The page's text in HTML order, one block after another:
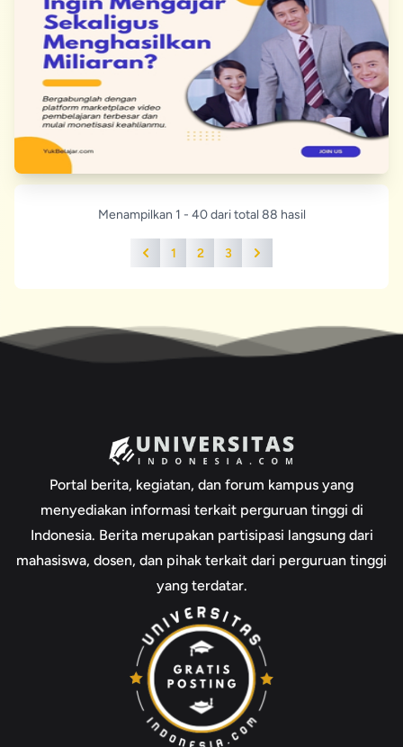
Menampilkan 1 - 40 dari total 88 hasil
Previous
1 2 3 Next
Portal berita, kegiatan, dan forum kampus yang
menyediakan informasi terkait perguruan tinggi di
Indonesia. Berita merupakan partisipasi langsung dari
mahasiswa, dosen, dan pihak terkait dari perguruan tinggi
yang terdatar.